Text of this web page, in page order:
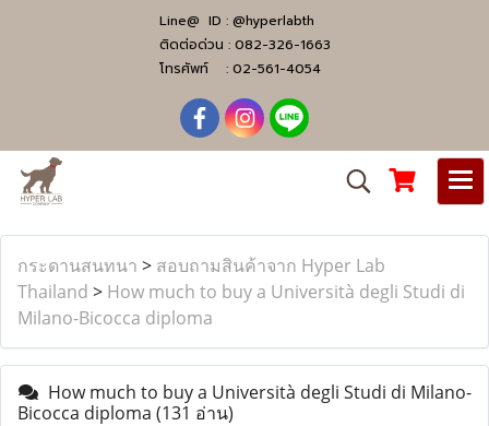
Line@ ID : @hyperlabth
ติดต่อด่วน : 082-326-1663
โทรศัพท์ : 02-561-4054
กระดานสนทนา > สอบถามสินค้าจาก Hyper Lab
Thailand > How much to buy a Università degli Studi di
Milano-Bicocca diploma
How much to buy a Università degli Studi di Milano-
Bicocca diploma (131 อ่าน)